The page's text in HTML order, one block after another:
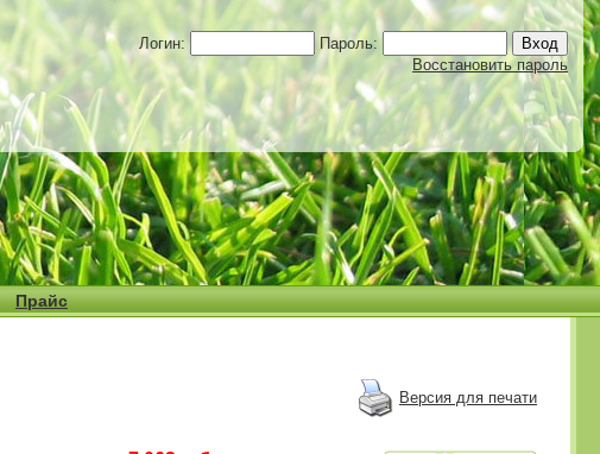
Логин:
Пароль:
Восстановить пароль
Прайс
Версия для печати